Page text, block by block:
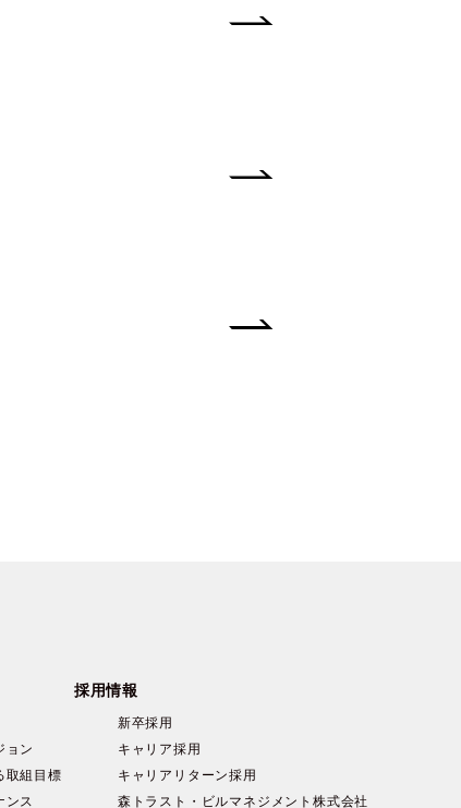
ョン
取組目標
ンス
採用情報
新卒採用
キャリア採用
キャリアリターン採用
森トラスト・ビルマネジメント株式会社